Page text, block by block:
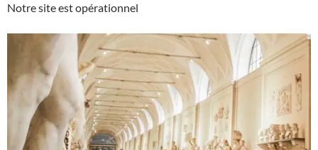
Notre site est opérationnel